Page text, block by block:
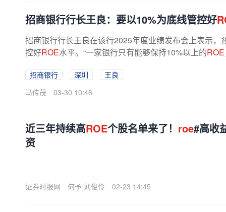
招商银行行长王良：要以10%为底线管控好
招商银行行长王良在该行2025年度业绩发布会上表示，
控好ROE水平。“一家银行只有能够保持10%以上的ROE
招商银行 深圳
王良
马传茂
03-30 10:46
近三年持续高ROE个股名单来了！ roe#高收
资
证券时报网 何予 刘俊伶 02-23 14:45